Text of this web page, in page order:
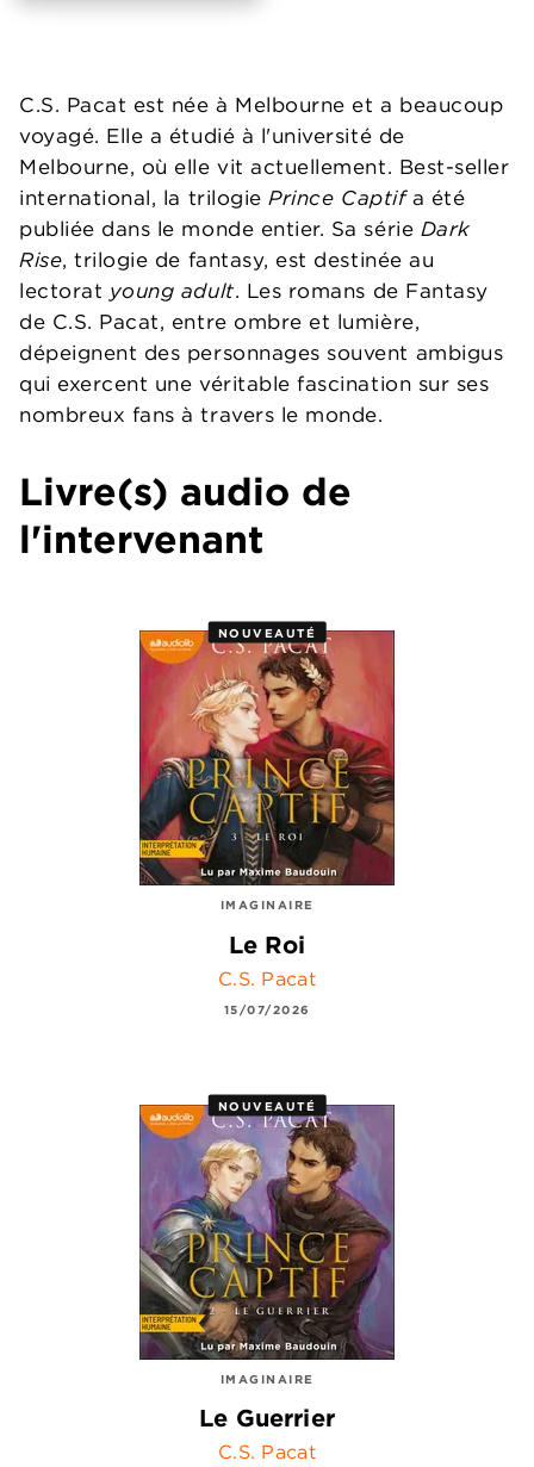
C.S. Pacat est née à Melbourne et a beaucoup
voyagé. Elle a étudié à l'université de
Melbourne, où elle vit actuellement. Best-seller
international, la trilogiePrince Captifa été
publiée dans le monde entier. Sa série Dark
Rise, trilogie de fantasy, est destinée au
lectorat young adult. Les romans de Fantasy
de C.S. Pacat, entre ombre et lumière,
dépeignent des personnages souvent ambigus
qui exercent une véritable fascination sur ses
nombreux fans à travers le monde.
Livre(s) audio de
l'intervenant
NOUVEAUTÉ
IMAGINAIRE
Le Roi
C.S. Pacat
15/07/2026
NOUVEAUTÉ
IMAGINAIRE
Le Guerrier
C.S. Pacat